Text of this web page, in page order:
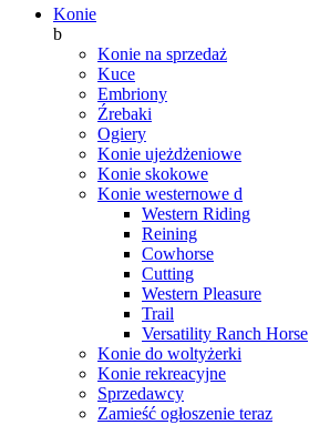
Konie
b
Konie na sprzedaż
Kuce
Embriony
Źrebaki
Ogiery
Konie ujeżdżeniowe
Konie skokowe
Konie westernowe d
Western Riding
Reining
Cowhorse
Cutting
Western Pleasure
Trail
Versatility Ranch Horse
Konie do woltyżerki
Konie rekreacyjne
Sprzedawcy
Zamieść ogłoszenie teraz